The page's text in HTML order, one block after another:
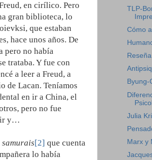
en cirílico. Pero
gran biblioteca, lo
que estaban
hace unos años. De
pero no había
trataba. Y fue con
a leer a Freud, a
de Lacan. Teníamos
en ir a China, el
pero no fue
ir y…
samurais[2] que cuenta
lo había
TLP-
Cómo
Byung-
Julia
Marx y